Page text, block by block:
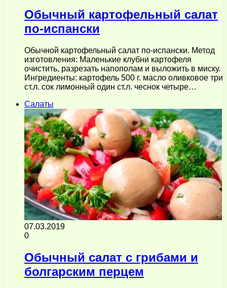
Обычный картофельный салат
по-испански
Обычной картофельный салат по-испански. Метод
изготовления: Маленькие клубни картофеля
очистить, разрезать напополам и выложить в миску.
Ингредиенты: картофель 500 г. масло оливковое три
ст.л. сок лимонный один ст.л. чеснок четыре…
Салаты
07.03.2019
0
Обычный салат с грибами и
болгарским перцем